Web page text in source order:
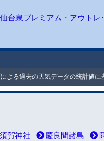
仙台泉プレミアム・アウトレ
る過去の天気データの統計値に
須賀神社 慶良間諸島